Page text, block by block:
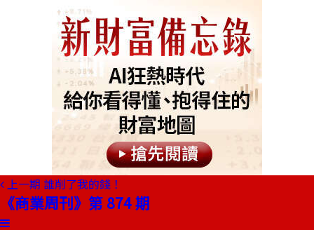
上一期 誰削了我的錢！
《商業周刊》第 874 期